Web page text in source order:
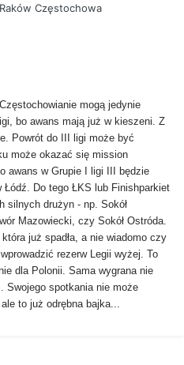
Częstochowa
mogą jedynie
bo awans mają już w kieszeni. Z
Powrót do III ligi może być
może okazać się mission
awans w Grupie I ligi III będzie
Do tego ŁKS lub Finishparkiet
silnych drużyn - np. Sokół
Mazowiecki, czy Sokół Ostróda.
już spadła, a nie wiadomo czy
rezerw Legii wyżej. To
dla Polonii. Sama wygrana nie
Swojego spotkania nie może
to już odrębna bajka...